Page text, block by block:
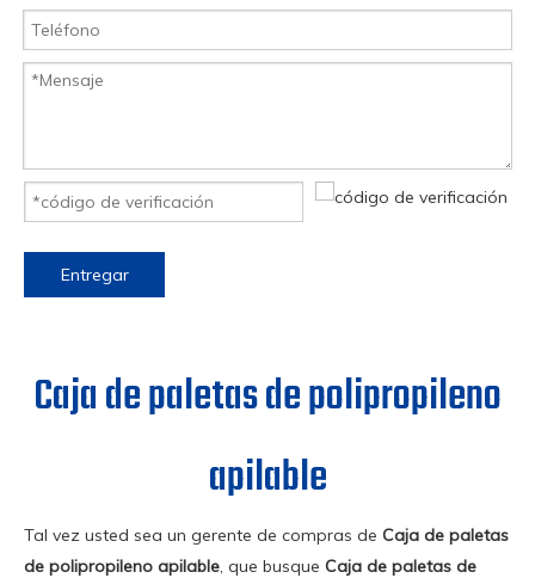
Entregar
Caja de paletas de polipropileno
apilable
Tal vez usted sea un gerente de compras de Caja de paletas
de polipropileno apilable, que busque Caja de paletas de